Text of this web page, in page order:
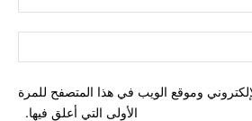
وموقع الويب في هذا المتصفح للمرة
الأولى التي أعلق فيها.